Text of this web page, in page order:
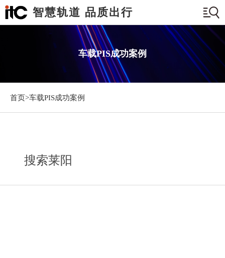
智慧轨道 品质出行
车载PIS成功案例
首页>车载PIS成功案例
搜索莱阳